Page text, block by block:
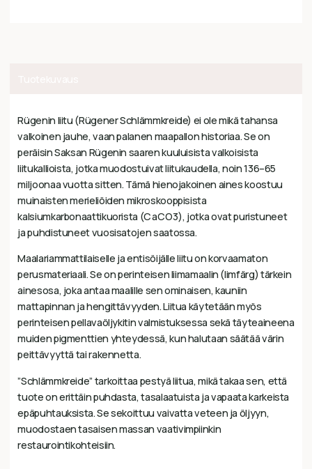
Rügenin liitu (Rügener Schlämmkreide) ei ole mikä tahansa
valkoinen jauhe, vaan palanen maapallon historiaa. Se on
peräisin Saksan Rügenin saaren kuuluisista valkoisista
liitukallioista, jotka muodostuivat liitukaudella, noin 136–65
miljoonaa vuotta sitten. Tämä hienojakoinen aines koostuu
muinaisten merieliöiden mikroskooppisista
kalsiumkarbonaattikuorista (CaCO3), jotka ovat puristuneet
ja puhdistuneet vuosisatojen saatossa.
Maalariammattilaiselle ja entisöijälle liitu on korvaamaton
perusmateriaali. Se on perinteisen liimamaalin (limfärg) tärkein
ainesosa, joka antaa maalille sen ominaisen, kauniin
mattapinnan ja hengittävyyden. Liitua käytetään myös
perinteisen pellavaöljykitin valmistuksessa sekä täyteaineena
muiden pigmenttien yhteydessä, kun halutaan säätää värin
peittävyyttä tai rakennetta.
”Schlämmkreide” tarkoittaa pestyä liitua, mikä takaa sen, että
tuote on erittäin puhdasta, tasalaatuista ja vapaata karkeista
epäpuhtauksista. Se sekoittuu vaivatta veteen ja öljyyn,
muodostaen tasaisen massan vaativimpiinkin
restaurointikohteisiin.